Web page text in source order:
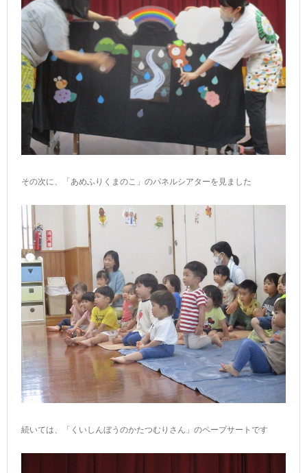
その次に、「あめふりくまのこ」のパネルシアターを見ました
続いては、「くいしんぼうのかたつむりさん」のペープサートです